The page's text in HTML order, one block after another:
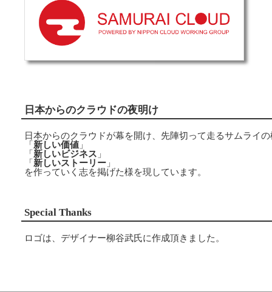
日本からのクラウドの夜明け
日本からのクラウドが幕を開け、先陣切って走るサムライ
「 新しい価値 」
「 新しいビジネス 」
「 新しいストーリー 」
を作っていく志を掲げた様を現しています。
Special Thanks
ロゴは、デザイナー柳谷武氏に作成頂きました。